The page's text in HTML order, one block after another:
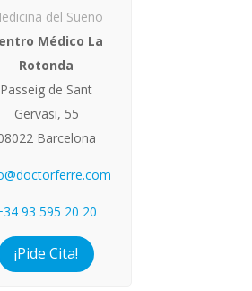
del Sueño
Médico La
Rotonda
Passeig de Sant
Gervasi, 55
Barcelona
93 595 20 20
¡Pide Cita!